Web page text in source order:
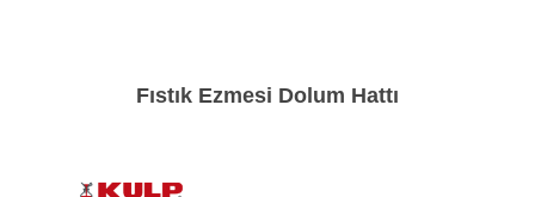
Fıstık Ezmesi Dolum Hattı